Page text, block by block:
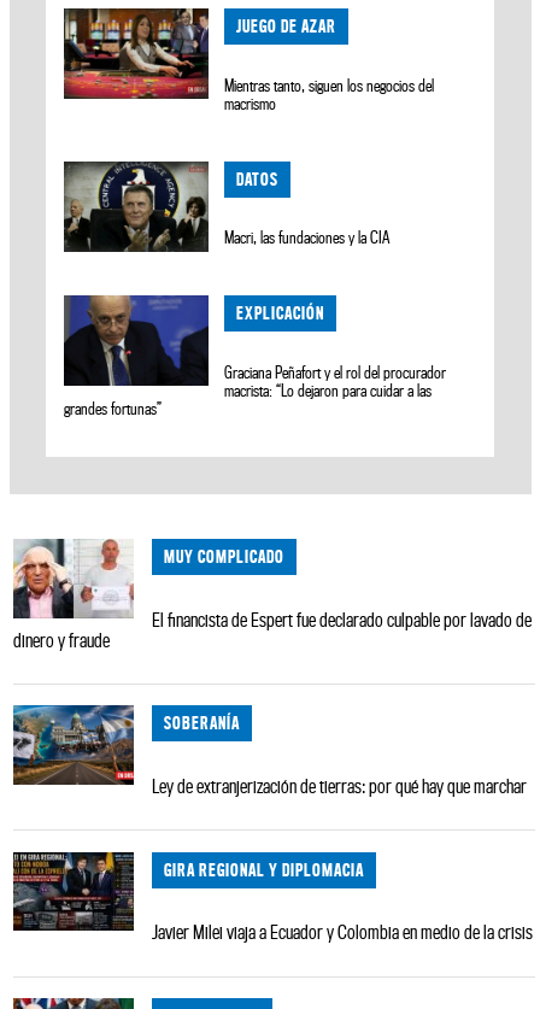
JUEGO DE AZAR
Mientras tanto, siguen los negocios del
macrismo
DATOS
Macri, las fundaciones y la CIA
EXPLICACIÓN
Graciana Peñafort y el rol del procurador
macrista: “Lo dejaron para cuidar a las
grandes fortunas”
MUY COMPLICADO
El financista de Espert fue declarado culpable por lavado de
dinero y fraude
SOBERANÍA
Ley de extranjerización de tierras: por qué hay que marchar
GIRA REGIONAL Y DIPLOMACIA
Javier Milei viaja a Ecuador y Colombia en medio de la crisis